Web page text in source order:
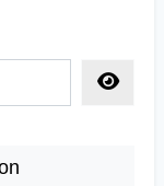
顯示密